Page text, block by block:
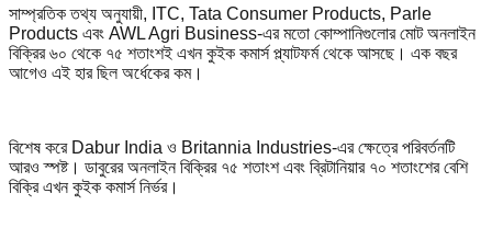
সাম্প্রতিক তথ্য অনুযায়ী, ITC, Tata Consumer Products, Parle
Products এবং AWL Agri Business-এর মতো কোম্পানিগুলোর মোট অনলাইন
বিক্রির ৬০ থেকে ৭৫ শতাংশই এখন কুইক কমার্স প্ল্যাটফর্ম থেকে আসছে। এক বছর
আগেও এই হার ছিল অর্ধেকের কম।
বিশেষ করে Dabur India ও Britannia Industries-এর ক্ষেত্রে পরিবর্তনটি
আরও স্পষ্ট। ডাবুরের অনলাইন বিক্রির ৭৫ শতাংশ এবং ব্রিটানিয়ার ৭০ শতাংশের বেশি
বিক্রি এখন কুইক কমার্স নির্ভর।